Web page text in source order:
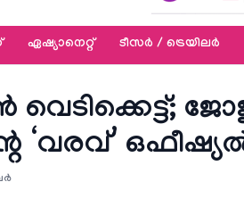
ഏഷ്യാനെറ്റ്‌ ടീസര്‍ / ട്രെയിലര്‍
‘വരവ്’